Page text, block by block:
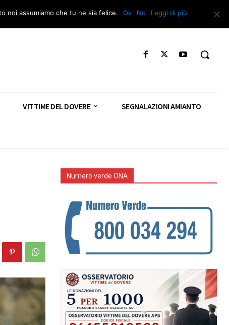
Segnala – Repac
VITTIME DEL DOVERE SEGNALAZIONI AMIANTO
Numero verde ONA
noi assumiamo che tu ne sia felice. Ok No Leggi di più